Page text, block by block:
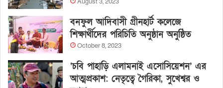
বনফুল আদিবাসী গ্রীনহার্ট কলেজে
শিক্ষার্থীদের পরিচিতি অনুষ্ঠান অনুষ্ঠিত
October 8, 2023
‘চবি পাহাড়ি এলামনাই এসোসিয়েশন’ এর
আত্মপ্রকাশ: নেতৃত্বে গৈরিকা, সুখেশ্বর ও